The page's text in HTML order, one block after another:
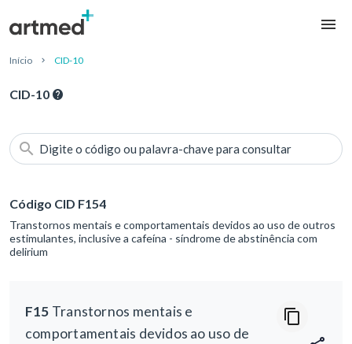
Início CID-10
CID-10
Digite o código ou palavra-chave para consultar
Código CID F154
Transtornos mentais e comportamentais devidos ao uso de outros
estimulantes, inclusive a cafeína - síndrome de abstinência com
delirium
F15 Transtornos mentais e
comportamentais devidos ao uso de